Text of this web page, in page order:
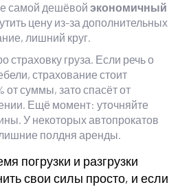
самой дешёвой экономичный
цену из-за дополнительных
лишний круг.
страховку груза. Если речь о
страхование стоит
от суммы, зато спасёт от
Ещё момент: уточняйте
У некоторых автопрокатов
полдня аренды.
погрузки и разгрузки
свои силы просто, и если